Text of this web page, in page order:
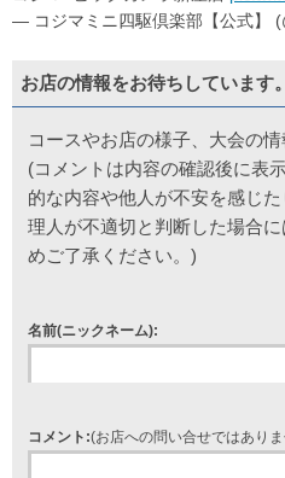
— コジマミニ四駆倶楽部【公式】
お店の情報をお待ちしています。
コースやお店の様子、大会の
(コメントは内容の確認後に表
的な内容や他人が不安を感じ
理人が不適切と判断した場合
めご了承ください。)
名前(ニックネーム):
コメント:(お店への問い合せではあり